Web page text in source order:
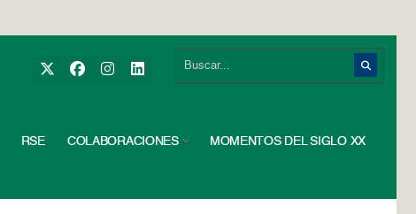
RSE COLABORACIONES MOMENTOS DEL SIGLO XX